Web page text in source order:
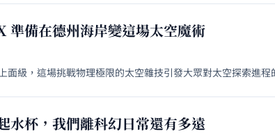
準備在德州海岸變這場太空魔術
級，這場挑戰物理極限的太空雜技引發大眾對太空探索進程
水杯，我們離科幻日常還有多遠